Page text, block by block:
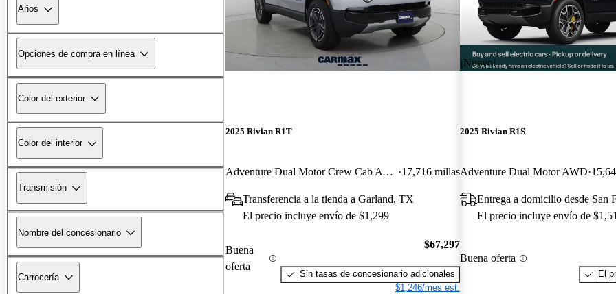
Años
Opciones de compra en línea
Color del exterior
Color del interior
Transmisión
Nombre del concesionario
Carrocería
2025 Rivian R1T
Adventure Dual Motor Crew Cab AWD 17,716 millas
Transferencia a la tienda a Garland, TX
El precio incluye envío de $1,299
Buena
oferta
$67,297
Sin tasas de concesionario adicionales
$1,246/mes est.
¡Nuevo!
2025 Rivian R1S
Adventure Dual Motor AWD
Entrega a domicilio desde San
El precio incluye envío de
Buena oferta
El